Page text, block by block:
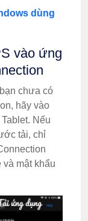
dùng
vào ứng
chưa có
hãy vào
Nếu
tải, chỉ
và mật khẩu